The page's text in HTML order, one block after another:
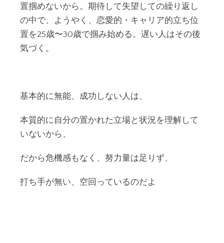
置掴めないから。期待して失望しての繰り返し
の中で、ようやく、恋愛的・キャリア的立ち位
置を25歳〜30歳で掴み始める。遅い人はその後
気づく。
基本的に無能、成功しない人は、
本質的に自分の置かれた立場と状況を理解して
いないから、
だから危機感もなく、努力量は足りず、
打ち手が無い、空回っているのだよ